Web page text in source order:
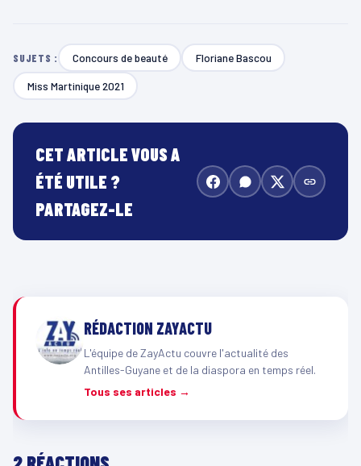
SUJETS : Concours de beauté Floriane Bascou
Miss Martinique 2021
CET ARTICLE VOUS A
ÉTÉ UTILE ?
PARTAGEZ-LE
RÉDACTION ZAYACTU
L'équipe de ZayActu couvre l'actualité des
Antilles-Guyane et de la diaspora en temps réel.
Tous ses articles →